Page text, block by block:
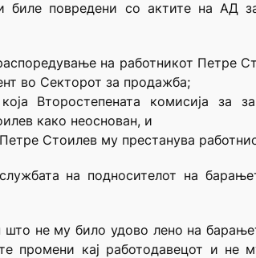
повредени со актите на АД
на работникот Петре
во Секторот за продажба;
Второстепената комисија за
како неоснован, и
Стоилев му престанува
на подносителот на
не му било удово лено на
промени кај работодавецот и не